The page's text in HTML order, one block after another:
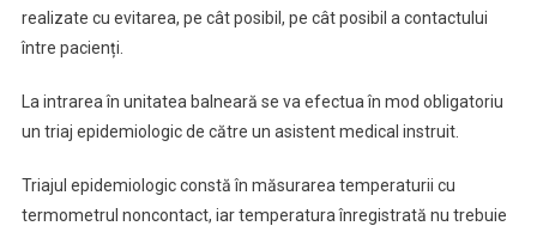
Care
De
Tratament
realizate cu evitarea, pe cât posibil, pe cât posibil a contactului
între pacienți.
La intrarea în unitatea balneară se va efectua în mod obligatoriu
un triaj epidemiologic de către un asistent medical instruit.
Triajul epidemiologic constă în măsurarea temperaturii cu
termometrul noncontact, iar temperatura înregistrată nu trebuie